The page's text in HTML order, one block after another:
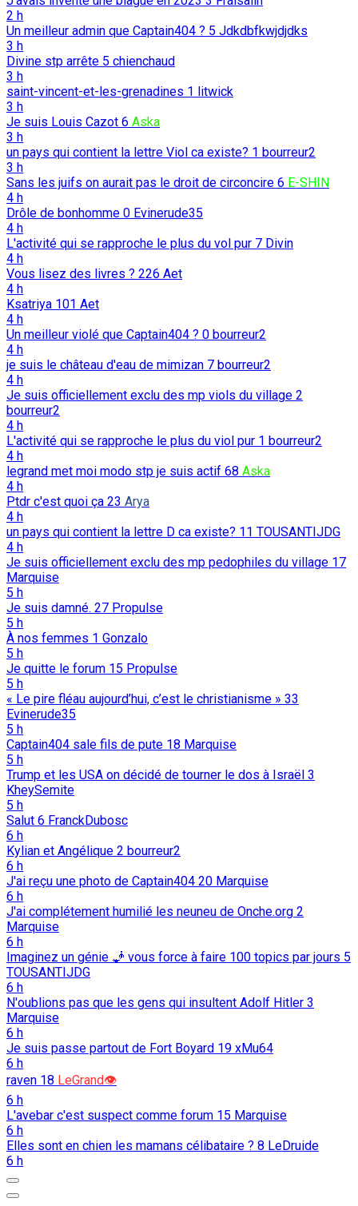
2 h
Un meilleur admin que Captain404 ? 5 Jdkdbfkwjdjdks
3 h
Divine stp arrête 5 chienchaud
3 h
saint-vincent-et-les-grenadines 1 litwick
3 h
Je suis Louis Cazot 6 Aska
3 h
un pays qui contient la lettre Viol ca existe? 1 bourreur2
3 h
Sans les juifs on aurait pas le droit de circoncire 6 E-SHIN
4 h
Drôle de bonhomme 0 Evinerude35
4 h
L'activité qui se rapproche le plus du vol pur 7 Divin
4 h
Vous lisez des livres ? 226 Aet
4 h
Ksatriya 101 Aet
4 h
Un meilleur violé que Captain404 ? 0 bourreur2
4 h
je suis le château d'eau de mimizan 7 bourreur2
4 h
Je suis officiellement exclu des mp viols du village 2
bourreur2
4 h
L'activité qui se rapproche le plus du viol pur 1 bourreur2
4 h
legrand met moi modo stp je suis actif 68 Aska
4 h
Ptdr c'est quoi ça 23 Arya
4 h
un pays qui contient la lettre D ca existe? 11 TOUSANTIJDG
4 h
Je suis officiellement exclu des mp pedophiles du village 17
Marquise
5 h
Je suis damné. 27 Propulse
5 h
À nos femmes 1 Gonzalo
5 h
Je quitte le forum 15 Propulse
5 h
« Le pire fléau aujourd’hui, c’est le christianisme » 33
Evinerude35
5 h
Captain404 sale fils de pute 18 Marquise
5 h
Trump et les USA on décidé de tourner le dos à Israël 3
KheySemite
5 h
Salut 6 FranckDubosc
6 h
Kylian et Angélique 2 bourreur2
6 h
J'ai reçu une photo de Captain404 20 Marquise
6 h
J'ai complétement humilié les neuneu de Onche.org 2
Marquise
6 h
Imaginez un génie 🧞 vous force à faire 100 topics par jours 5
TOUSANTIJDG
6 h
N'oublions pas que les gens qui insultent Adolf Hitler 3
Marquise
6 h
Je suis passe partout de Fort Boyard 19 xMu64
6 h
raven 18 LeGrand👁️
6 h
L'avebar c'est suspect comme forum 15 Marquise
6 h
Elles sont en chien les mamans célibataire ? 8 LeDruide
6 h